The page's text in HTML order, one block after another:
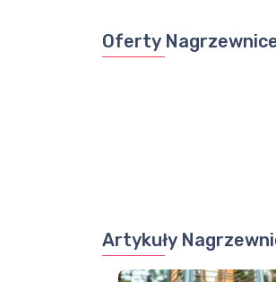
Oferty
Artykuły